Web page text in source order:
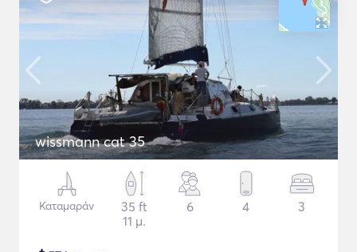
wissmann cat 35
Καταμαράν
35 ft
11 μ.
6 4 3